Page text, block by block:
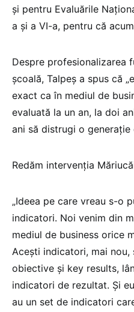
și pentru Evaluările
a și a VI-a, pentru că
Despre profesionalizarea
școală, Talpeș a spus că
exact ca în mediul de
evaluată la un an, la doi
ani să distrugi o generație
Redăm intervenția
„Ideea pe care vreau s-o
indicatori. Noi venim din
mediul de business orice
Acești indicatori, mai nou,
obiective și key results,
indicatori de rezultat. Și
au un set de indicatori